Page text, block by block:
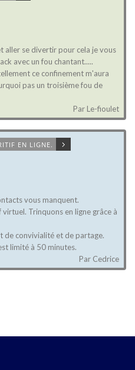
aller se divertir pour cela je vous
avec un fou chantant.....
ce confinement m'aura
pas un troisième fou de
sera vous redonner l'envie
Par Le-fioulet
EN LIGNE.
vous manquent.
Trinquons en ligne grâce à
de convivialité et de partage.
limité à 50 minutes.
Par Cedrice